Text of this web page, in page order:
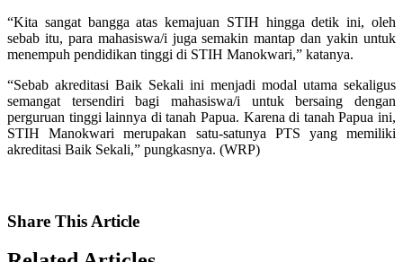
“Kita sangat bangga atas kemajuan STIH hingga detik ini, oleh
sebab itu, para mahasiswa/i juga semakin mantap dan yakin untuk
menempuh pendidikan tinggi di STIH Manokwari,” katanya.
“Sebab akreditasi Baik Sekali ini menjadi modal utama sekaligus
semangat tersendiri bagi mahasiswa/i untuk bersaing dengan
perguruan tinggi lainnya di tanah Papua. Karena di tanah Papua ini,
STIH Manokwari merupakan satu-satunya PTS yang memiliki
akreditasi Baik Sekali,” pungkasnya. (WRP)
Share This Article